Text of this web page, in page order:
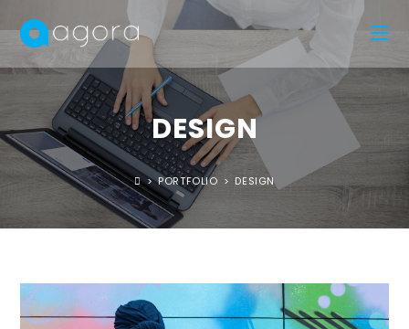
DESIGN
> PORTFOLIO > DESIGN